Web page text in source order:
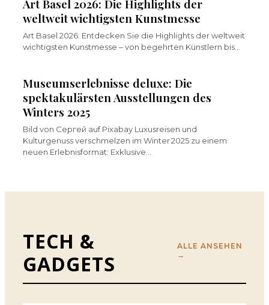
Art Basel 2026: Die Highlights der
weltweit wichtigsten Kunstmesse
Art Basel 2026: Entdecken Sie die Highlights der weltweit
wichtigsten Kunstmesse – von begehrten Künstlern bis…
Museumserlebnisse deluxe: Die
spektakulärsten Ausstellungen des
Winters 2025
Bild von Сергей auf Pixabay Luxusreisen und
Kulturgenuss verschmelzen im Winter 2025 zu einem
neuen Erlebnisformat: Exklusive…
TECH &
GADGETS
ALLE ANSEHEN
→